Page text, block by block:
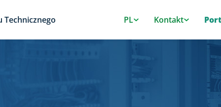
Technicznego PL Kontakt